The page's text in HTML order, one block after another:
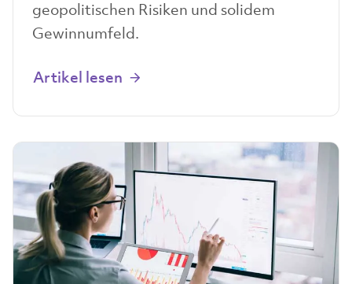
geopolitischen Risiken und solidem
Gewinnumfeld.
Artikel lesen